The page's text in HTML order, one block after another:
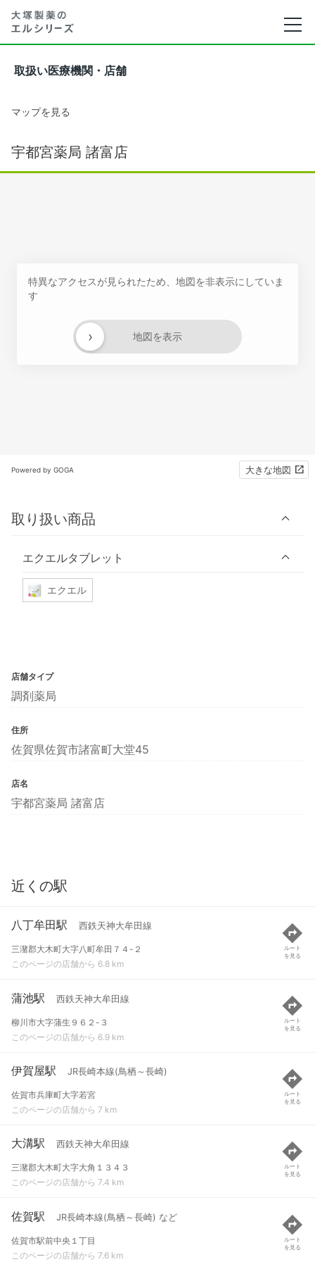
取扱い医療機関・店舗
マップを見る
宇都宮薬局 諸富店
特異なアクセスが見られたため、地図を非表示にしていま
す
地図を表示
›
Powered by GOGA 大きな地図
取り扱い商品
エクエルタブレット
エクエル
店舗タイプ
調剤薬局
住所
佐賀県佐賀市諸富町大堂45
店名
宇都宮薬局 諸富店
近くの駅
八丁牟田駅 西鉄天神大牟田線
三潴郡大木町大字八町牟田７４-２
このページの店舗から 6.8 km
ルート
を見る
蒲池駅 西鉄天神大牟田線
柳川市大字蒲生９６２-３
このページの店舗から 6.9 km
ルート
を見る
伊賀屋駅 JR長崎本線(鳥栖～長崎)
佐賀市兵庫町大字若宮
このページの店舗から 7 km
ルート
を見る
大溝駅 西鉄天神大牟田線
三潴郡大木町大字大角１３４３
このページの店舗から 7.4 km
ルート
を見る
佐賀駅 JR長崎本線(鳥栖～長崎) など
佐賀市駅前中央１丁目
このページの店舗から 7.6 km
ルート
を見る